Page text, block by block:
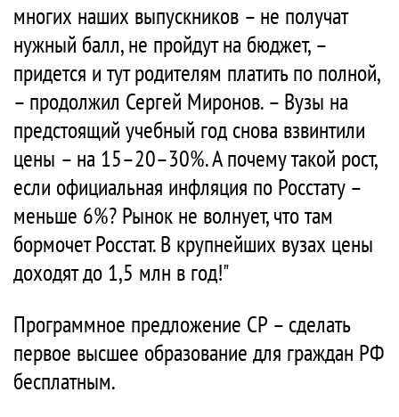
многих наших выпускников – не получат
нужный балл, не пройдут на бюджет, –
придется и тут родителям платить по полной,
– продолжил Сергей Миронов. – Вузы на
предстоящий учебный год снова взвинтили
цены – на 15–20–30%. А почему такой рост,
если официальная инфляция по Росстату –
меньше 6%? Рынок не волнует, что там
бормочет Росстат. В крупнейших вузах цены
доходят до 1,5 млн в год!"
Программное предложение СР – сделать
первое высшее образование для граждан РФ
бесплатным.